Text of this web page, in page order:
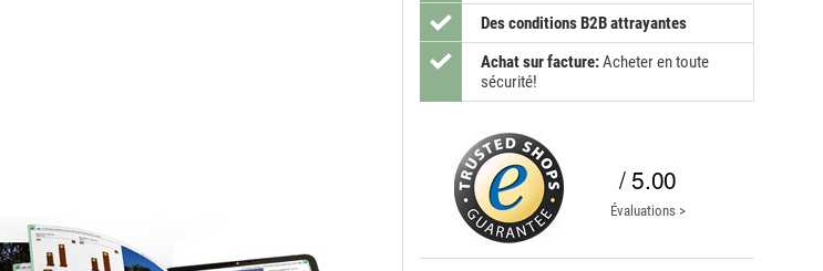
Des conditions B2B attrayantes
Achat sur facture:Acheter en toute
sécurité!
/ 5.00
Évaluations >